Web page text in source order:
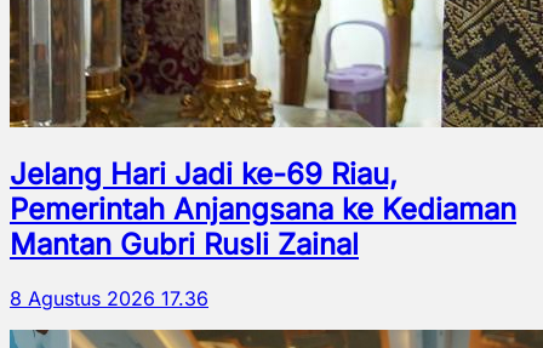
Jelang Hari Jadi ke-69 Riau,
Pemerintah Anjangsana ke Kediaman
Mantan Gubri Rusli Zainal
8 Agustus 2026 17.36